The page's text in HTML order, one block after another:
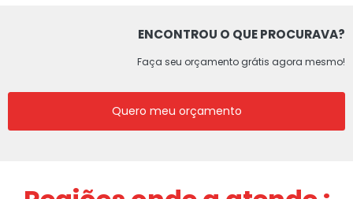
ENCONTROU O QUE PROCURAVA?
Faça seu orçamento grátis agora mesmo!
Quero meu orçamento